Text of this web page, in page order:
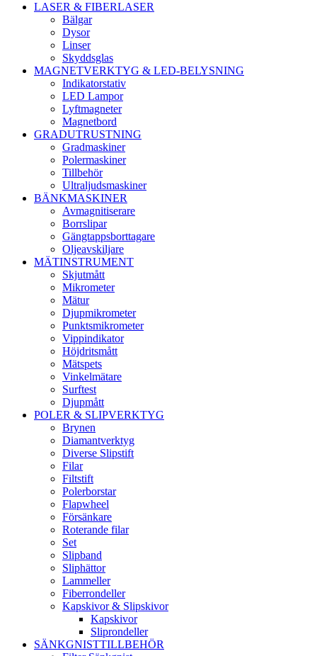
LASER & FIBERLASER
Bälgar
Dysor
Linser
Skyddsglas
MAGNETVERKTYG & LED-BELYSNING
Indikatorstativ
LED Lampor
Lyftmagneter
Magnetbord
GRADUTRUSTNING
Gradmaskiner
Polermaskiner
Tillbehör
Ultraljudsmaskiner
BÄNKMASKINER
Avmagnitiserare
Borrslipar
Gängtappsborttagare
Oljeavskiljare
MÄTINSTRUMENT
Skjutmått
Mikrometer
Mätur
Djupmikrometer
Punktsmikrometer
Vippindikator
Höjdritsmått
Mätspets
Vinkelmätare
Surftest
Djupmått
POLER & SLIPVERKTYG
Brynen
Diamantverktyg
Diverse Slipstift
Filar
Filtstift
Polerborstar
Flapwheel
Försänkare
Roterande filar
Set
Slipband
Sliphättor
Lammeller
Fiberrondeller
Kapskivor & Slipskivor
Kapskivor
Sliprondeller
SÄNKGNISTTILLBEHÖR